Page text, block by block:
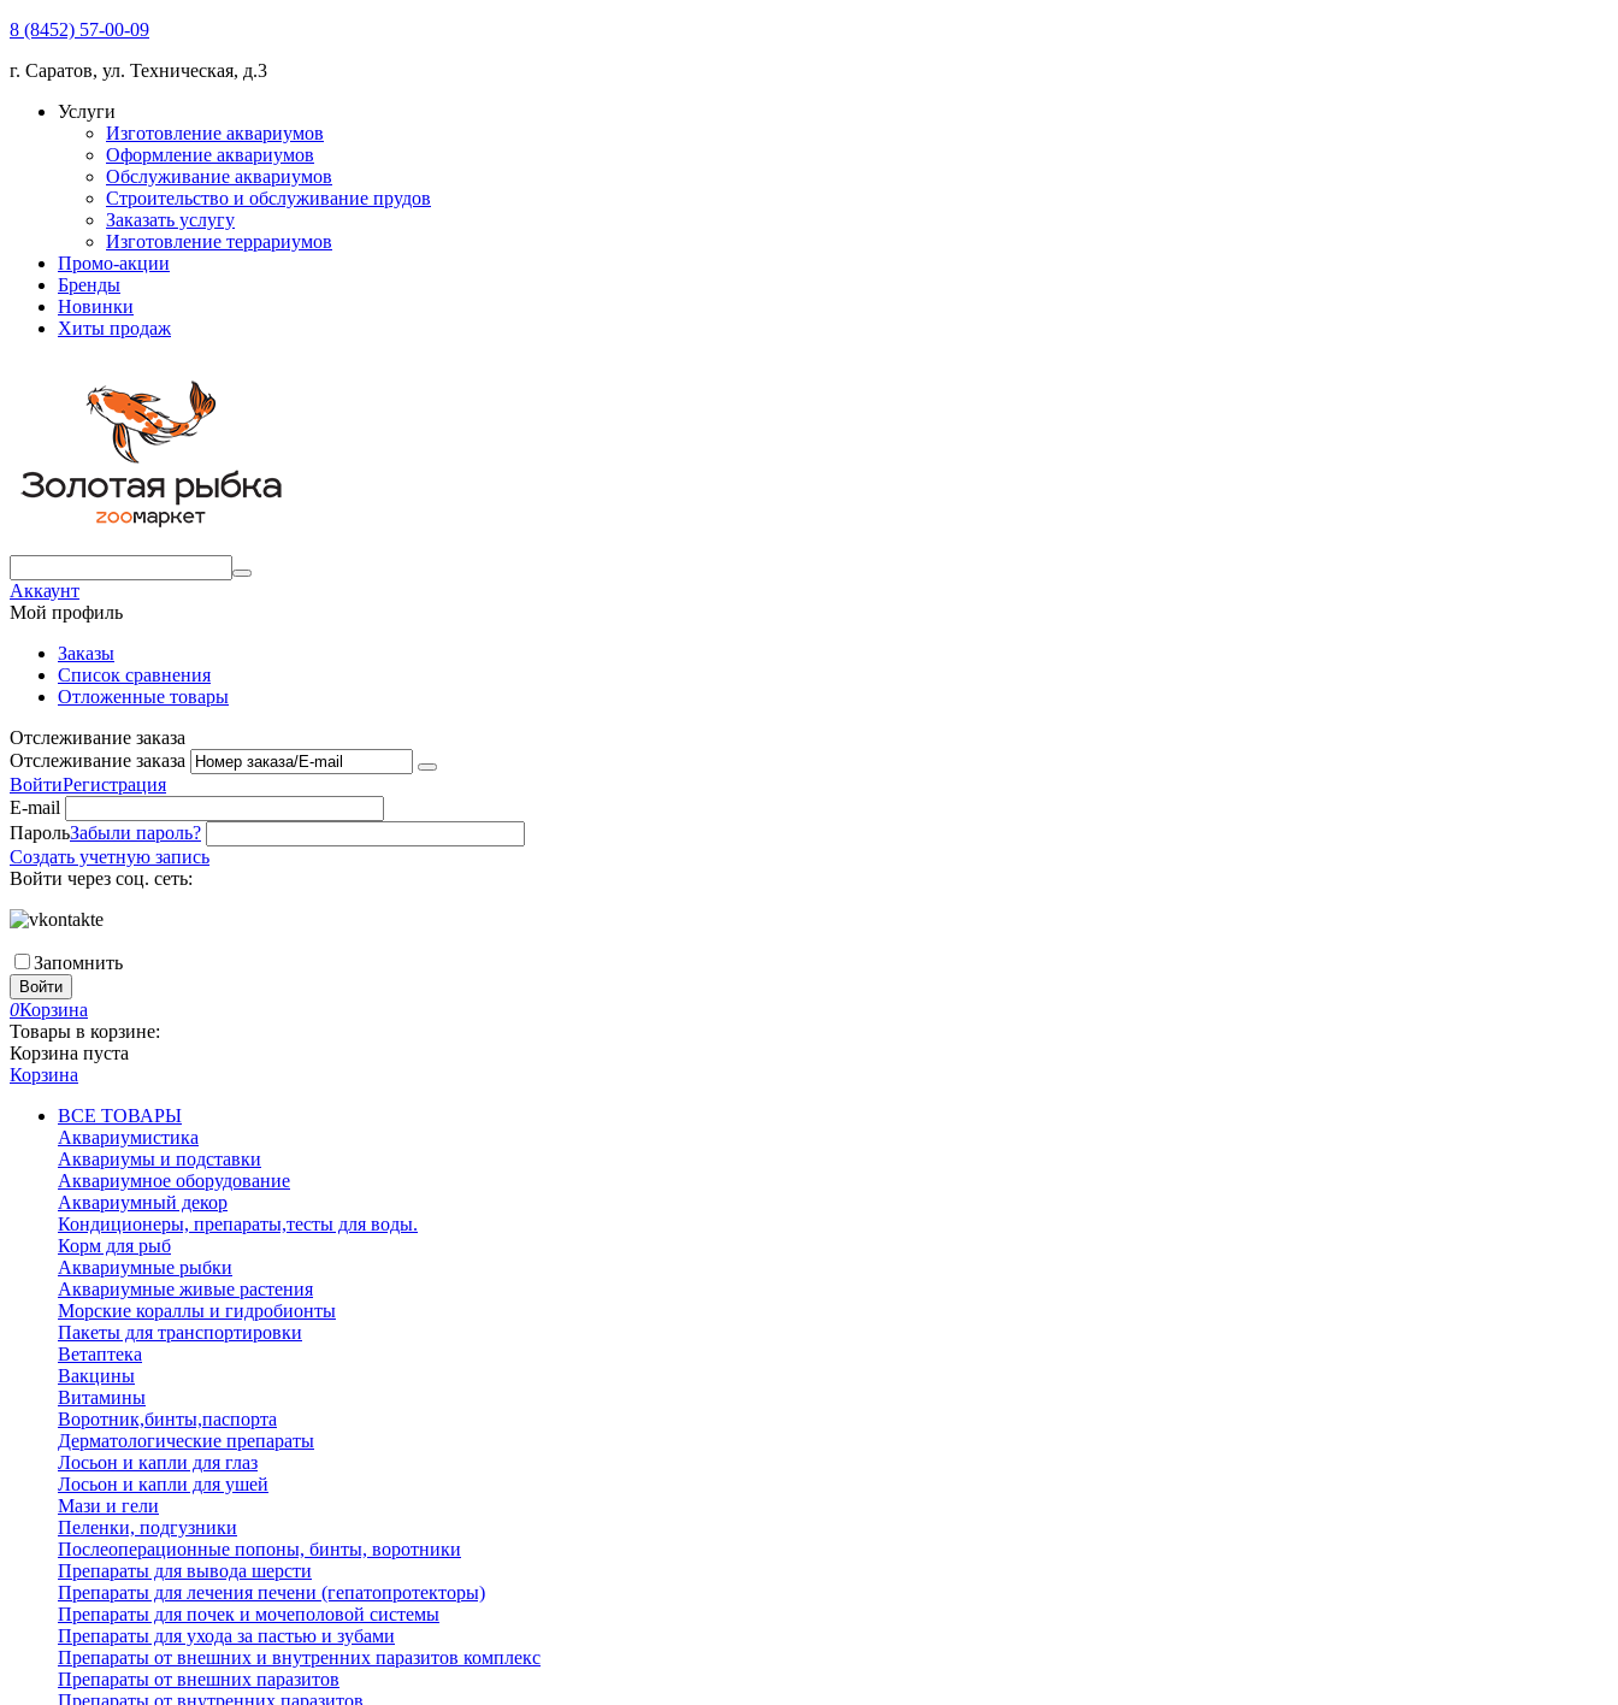
8 (8452) 57-00-09
г. Саратов, ул. Техническая, д.3
Услуги
Изготовление аквариумов
Оформление аквариумов
Обслуживание аквариумов
Строительство и обслуживание прудов
Заказать услугу
Изготовление террариумов
Промо-акции
Бренды
Новинки
Хиты продаж
Аккаунт
Мой профиль
Заказы
Список сравнения
Отложенные товары
Отслеживание заказа
Отслеживание заказа
ВойтиРегистрация
E-mail
ПарольЗабыли пароль?
Создать учетную запись
Войти через соц. сеть:
Запомнить
Войти
0Корзина
Товары в корзине:
Корзина пуста
Корзина
ВСЕ ТОВАРЫ
Аквариумистика
Аквариумы и подставки
Аквариумное оборудование
Аквариумный декор
Кондиционеры, препараты,тесты для воды.
Корм для рыб
Аквариумные рыбки
Аквариумные живые растения
Морские кораллы и гидробионты
Пакеты для транспортировки
Ветаптека
Вакцины
Витамины
Воротник,бинты,паспорта
Дерматологические препараты
Лосьон и капли для глаз
Лосьон и капли для ушей
Мази и гели
Пеленки, подгузники
Послеоперационные попоны, бинты, воротники
Препараты для вывода шерсти
Препараты для лечения печени (гепатопротекторы)
Препараты для почек и мочеполовой системы
Препараты для ухода за пастью и зубами
Препараты от внешних и внутренних паразитов комплекс
Препараты от внешних паразитов
Препараты от внутренних паразитов